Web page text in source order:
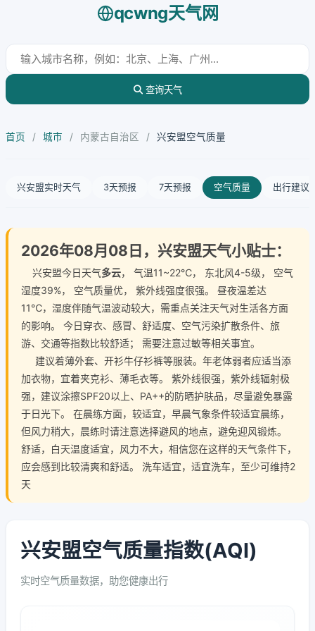
qcwng天气网
查询天气
首页 / 城市 / 内蒙古自治区 / 兴安盟空气质量
兴安盟实时天气 3天预报 7天预报 空气质量 出行建议
2026年08月08日，兴安盟天气小贴士：
兴安盟今日天气多云， 气温11~22℃， 东北风4-5级， 空气
湿度39%， 空气质量优， 紫外线强度很强。 昼夜温差达
11℃，湿度伴随气温波动较大，需重点关注天气对生活各方面
的影响。 今日穿衣、感冒、舒适度、空气污染扩散条件、旅
游、交通等指数比较舒适； 需要注意过敏等相关事宜。
建议着薄外套、开衫牛仔衫裤等服装。年老体弱者应适当添
加衣物，宜着夹克衫、薄毛衣等。 紫外线很强，紫外线辐射极
强，建议涂擦SPF20以上、PA++的防晒护肤品，尽量避免暴露
于日光下。 在晨练方面，较适宜，早晨气象条件较适宜晨练，
但风力稍大，晨练时请注意选择避风的地点，避免迎风锻炼。
舒适，白天温度适宜，风力不大，相信您在这样的天气条件下，
应会感到比较清爽和舒适。 洗车适宜，适宜洗车，至少可维持2
天
兴安盟空气质量指数(AQI)
实时空气质量数据，助您健康出行